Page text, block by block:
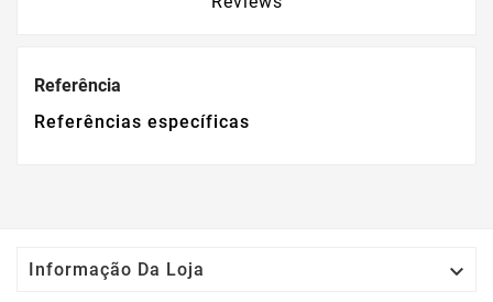
Referência
Referências específicas
Informação Da Loja 